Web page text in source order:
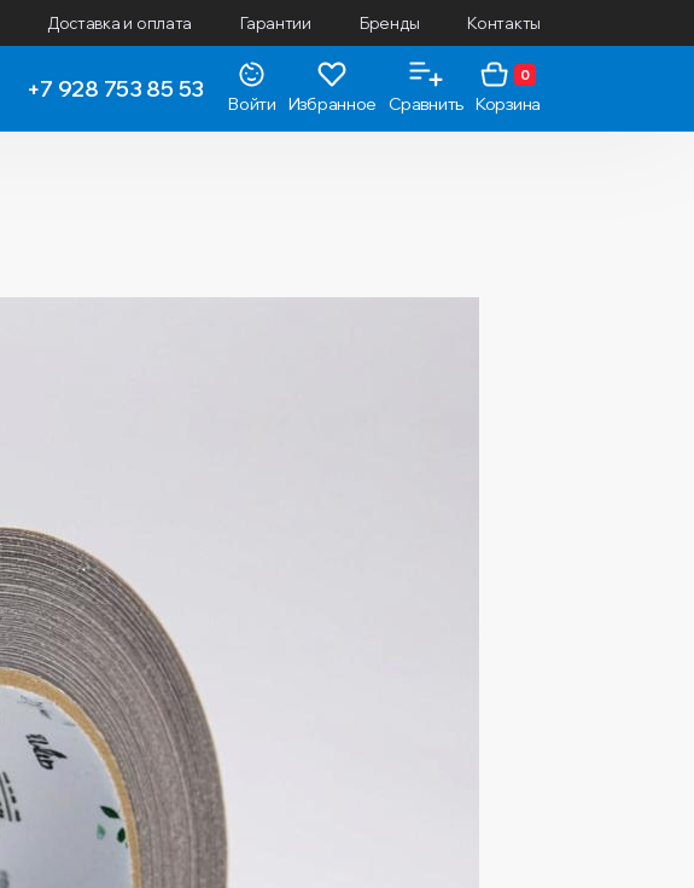
Доставка и оплата Гарантии Бренды Контакты
+7 928 753 85 53
Войти Избранное Сравнить
0
Корзина